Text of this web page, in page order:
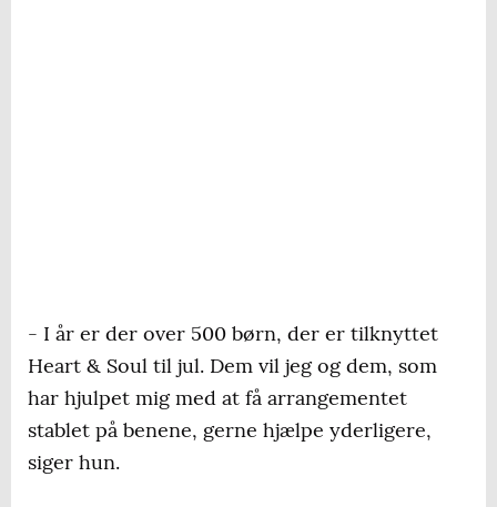
- I år er der over 500 børn, der er tilknyttet
Heart & Soul til jul. Dem vil jeg og dem, som
har hjulpet mig med at få arrangementet
stablet på benene, gerne hjælpe yderligere,
siger hun.